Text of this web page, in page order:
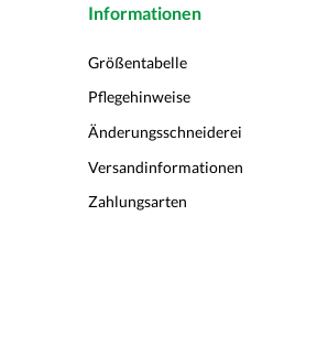
Informationen
Größentabelle
Pflegehinweise
Änderungsschneiderei
Versandinformationen
Zahlungsarten